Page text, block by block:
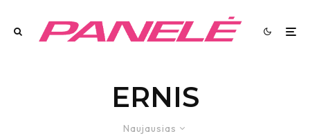
ERNIS
Naujausias